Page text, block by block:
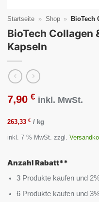
Startseite » Shop » BioTech
BioTech Collagen
Kapseln
7,90 € inkl. MwSt.
263,33 € / kg
inkl. 7 % MwSt. zzgl.
Anzahl Rabatt**
3 Produkte kaufen und
6 Produkte kaufen und